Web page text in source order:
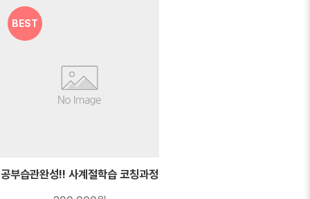
공부습관완성!! 사계절학습 코칭과정
BEST